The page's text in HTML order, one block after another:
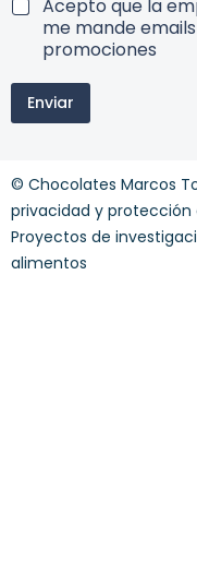
a
e
e
e
r
5
%
d
e
i
o
c
o
n
d
i
Acepto que la
me mande
promociones
Enviar
© Chocolates Marcos
privacidad y protección
Proyectos de
alimentos